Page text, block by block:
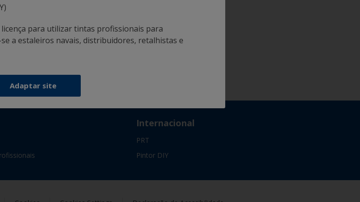
para utilizar tintas profissionais para
a estaleiros navais, distribuidores, retalhistas e
Adaptar site
Internacional
PRT
Pintor DIY